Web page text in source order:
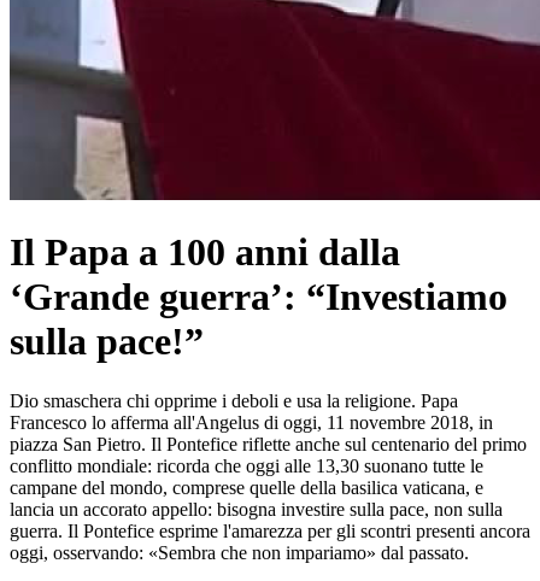
Il Papa a 100 anni dalla
‘Grande guerra’: “Investiamo
sulla pace!”
Dio smaschera chi opprime i deboli e usa la religione. Papa
Francesco lo afferma all'Angelus di oggi, 11 novembre 2018, in
piazza San Pietro. Il Pontefice riflette anche sul centenario del primo
conflitto mondiale: ricorda che oggi alle 13,30 suonano tutte le
campane del mondo, comprese quelle della basilica vaticana, e
lancia un accorato appello: bisogna investire sulla pace, non sulla
guerra. Il Pontefice esprime l'amarezza per gli scontri presenti ancora
oggi, osservando: «Sembra che non impariamo» dal passato.